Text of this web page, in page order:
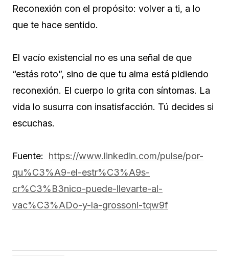
Reconexión con el propósito: volver a ti, a lo
que te hace sentido.
El vacío existencial no es una señal de que
“estás roto”, sino de que tu alma está pidiendo
reconexión. El cuerpo lo grita con síntomas. La
vida lo susurra con insatisfacción. Tú decides si
escuchas.
Fuente: https://www.linkedin.com/pulse/por-
qu%C3%A9-el-estr%C3%A9s-
cr%C3%B3nico-puede-llevarte-al-
vac%C3%ADo-y-la-grossoni-tqw9f